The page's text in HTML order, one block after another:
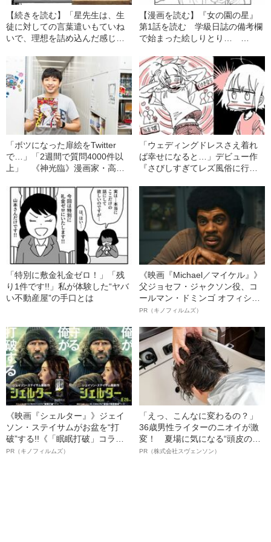
【続きを読む】「星先生は、生
徒に対しての言葉遣いもていね
いで、理想を詰め込んだ感じで
の星』の“関係と恋愛”
【漫画を読む】『女の園の星』
第1話を読む 学級日誌の備考欄
で始まった絵しりとり…
る答えとは？
「ボツになった扉絵をTwitter
で…」「2週間で質問4000件以
上」 《神光臨》漫画家・高橋
したワケ
「ウェディングドレスさえ着れ
ば幸せになると…」デビュー作
『さびしすぎてレズ風俗に行き
たもの
「特別に敷金礼金ゼロ！」「残
り1件です!!」私が体験した“ヤバ
い不動産屋”の手口とは
《映画『Michael／マイケル』》
父ジョセフ・ジャクソン役、コ
ールマン・ドミンゴ オフィシャ
ルインタビュー“観客を魅了した
語る”《日本興収70億円突破》
PR（キノフィルムズ）
《映画『シェルター』》ジェイ
ソン・ステイサムがお盆を“打
破”する!!《「眠眠打破」コラ
ボ》
PR（キノフィルムズ）
「えっ、こんなに変わるの？」
36歳男性ライターのニオイが激
変！ 夏場に気になる“頭皮のニ
オイ”や“ベタつき”を解消す
PR（株式会社スヴェンソン）